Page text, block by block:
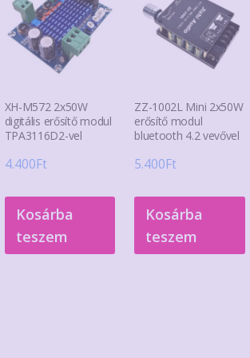
XH-M572 2x50W
digitális erősítő modul
TPA3116D2-vel
4.400Ft
Kosárba
teszem
ZZ-1002L Mini 2x50W
erősítő modul
bluetooth 4.2 vevővel
5.400Ft
Kosárba
teszem